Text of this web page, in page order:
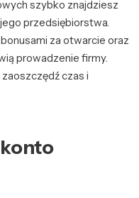
szybko znajdziesz
przedsiębiorstwa.
za otwarcie oraz
prowadzenie firmy.
czas i